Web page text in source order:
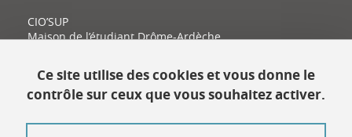
CIO’SUP
Maison de l’étudiant Drôme-Ardèche
26000 Valence
Contact
Ce site utilise des cookies et vous donne le
contrôle sur ceux que vous souhaitez activer.